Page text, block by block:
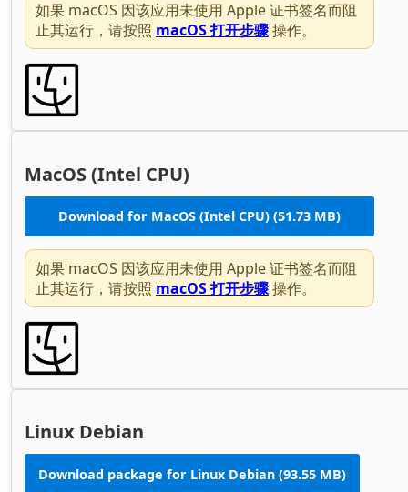
如果 macOS 因该应用未使用 Apple 证书签名而阻
止其运行，请按照 macOS 打开步骤操作。
MacOS (Intel CPU)
Download for MacOS (Intel CPU) (51.73 MB)
如果 macOS 因该应用未使用 Apple 证书签名而阻
止其运行，请按照 macOS 打开步骤操作。
Linux Debian
Download package for Linux Debian (93.55 MB)